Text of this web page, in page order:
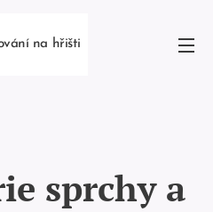
na hřišti
sprchy a